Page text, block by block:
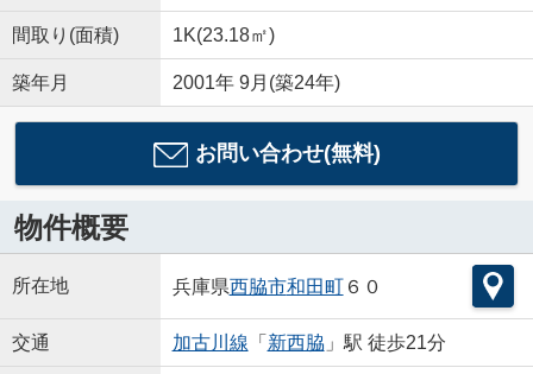
間取り(面積) 1K(23.18㎡)
築年月 2001年 9月(築24年)
お問い合わせ(無料)
物件概要
所在地 兵庫県西脇市和田町６０
交通 加古川線 「 新西脇 」駅 徒歩21分